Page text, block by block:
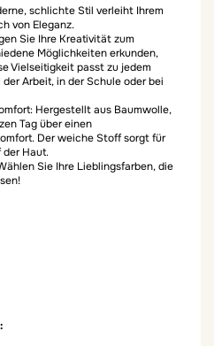
schlichte Stil verleiht Ihrem
von Eleganz.
Sie Ihre Kreativität zum
Möglichkeiten erkunden,
Vielseitigkeit passt zu jedem
Arbeit, in der Schule oder bei
Hergestellt aus Baumwolle,
Tag über einen
Der weiche Stoff sorgt für
der Haut.
Sie Ihre Lieblingsfarben, die